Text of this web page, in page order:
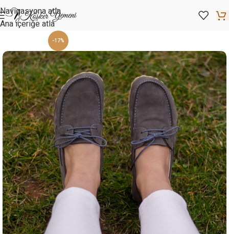
Navigasyona atla
Ana içeriğe atla
-17%